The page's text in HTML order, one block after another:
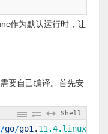
作为默认运行时，让
要自己编译。首先安
Shell
/go/go1 . 11.4.linux